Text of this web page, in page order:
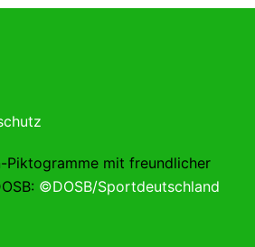
mit freundlicher
©DOSB/Sportdeutschland